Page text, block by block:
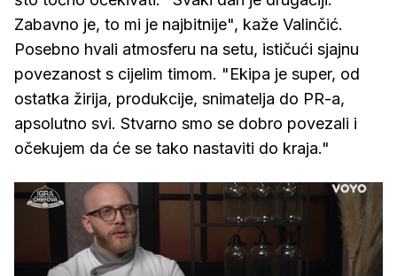
Zabavno je, to mi je najbitnije", kaže Valinčić.
Posebno hvali atmosferu na setu, ističući sjajnu
povezanost s cijelim timom. "Ekipa je super, od
ostatka žirija, produkcije, snimatelja do PR-a,
apsolutno svi. Stvarno smo se dobro povezali i
očekujem da će se tako nastaviti do kraja."